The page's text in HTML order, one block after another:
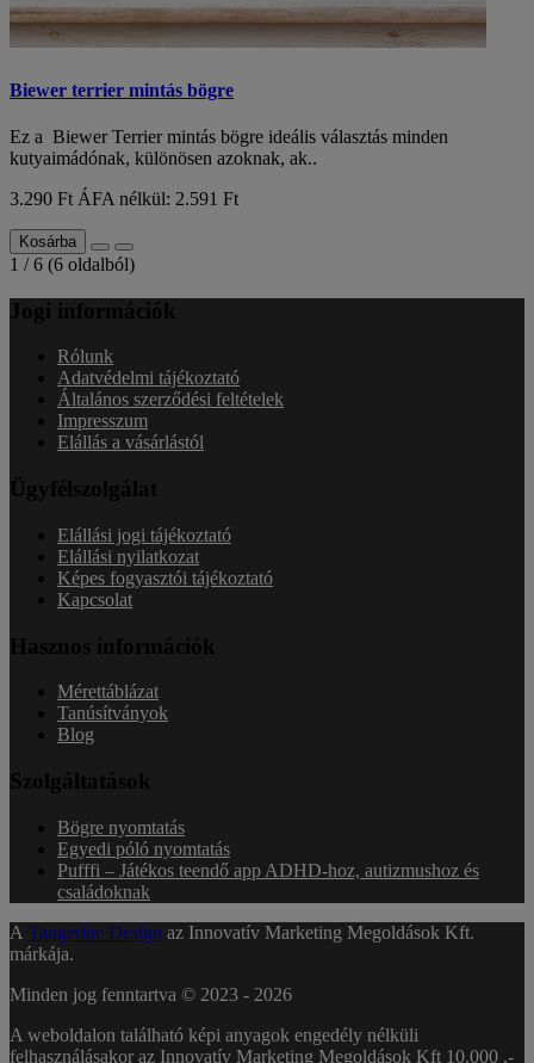
Biewer terrier mintás bögre
Ez a Biewer Terrier mintás bögre ideális választás minden
kutyaimádónak, különösen azoknak, ak..
3.290 Ft ÁFA nélkül: 2.591 Ft
Kosárba
1 / 6 (6 oldalból)
Jogi információk
Rólunk
Adatvédelmi tájékoztató
Általános szerződési feltételek
Impresszum
Elállás a vásárlástól
Ügyfélszolgálat
Elállási jogi tájékoztató
Elállási nyilatkozat
Képes fogyasztói tájékoztató
Kapcsolat
Hasznos információk
Mérettáblázat
Tanúsítványok
Blog
Szolgáltatások
Bögre nyomtatás
Egyedi póló nyomtatás
Pufffi – Játékos teendő app ADHD-hoz, autizmushoz és
családoknak
A Tangerine Design az Innovatív Marketing Megoldások Kft.
márkája.
Minden jog fenntartva © 2023 - 2026
A weboldalon található képi anyagok engedély nélküli
felhasználásakor az Innovatív Marketing Megoldások Kft 10.000 .-